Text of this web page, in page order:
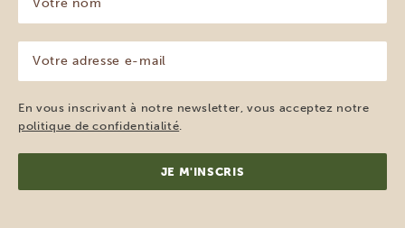
nom
(Nécessaire)
adresse
e-
mail
(Nécessaire)
En vous inscrivant à notre newsletter, vous acceptez notre
politique de confidentialité